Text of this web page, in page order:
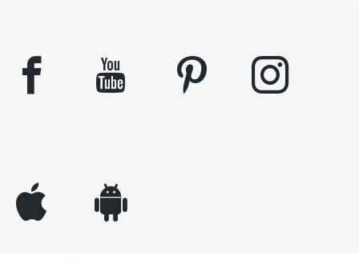
facebook youtube pinterest instagram
appleinc android